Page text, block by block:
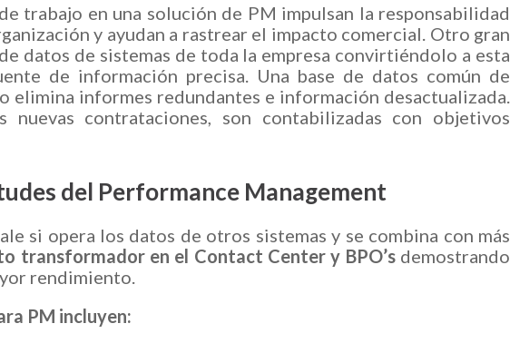
trabajo en una solución de PM impulsan la responsabilidad
y ayudan a rastrear el impacto comercial. Otro gran
datos de sistemas de toda la empresa convirtiéndolo a esta
de información precisa. Una base de datos común de
elimina informes redundantes e información desactualizada.
nuevas contrataciones, son contabilizadas con objetivos
del Performance Management
si opera los datos de otros sistemas y se combina con más
transformador en el Contact Center y BPO’s demostrando
rendimiento.
PM incluyen: